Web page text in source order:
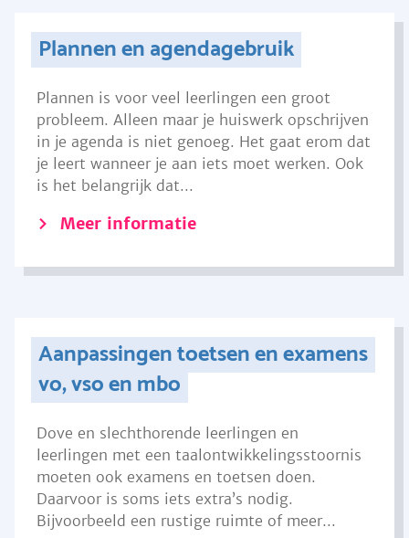
Plannen en agendagebruik
Plannen is voor veel leerlingen een groot
probleem. Alleen maar je huiswerk opschrijven
in je agenda is niet genoeg. Het gaat erom dat
je leert wanneer je aan iets moet werken. Ook
is het belangrijk dat...
Meer informatie
Aanpassingen toetsen en examens
vo, vso en mbo
Dove en slechthorende leerlingen en
leerlingen met een taalontwikkelingsstoornis
moeten ook examens en toetsen doen.
Daarvoor is soms iets extra’s nodig.
Bijvoorbeeld een rustige ruimte of meer...